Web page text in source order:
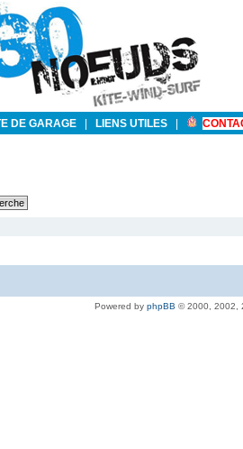
DE GARAGE LIENS UTILES
Powered by phpBB © 2000, 2002,